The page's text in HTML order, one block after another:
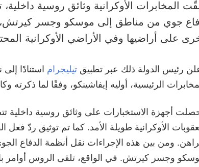
المخابرات الأوكرانية وثائق روسية
جوي من مناطق إلى موسكو وجسر
على أراضيها وفي الأراضي الأوكرانية
رئيس الدولة ذلك عبر تطبيق تيليجرام استنادًا
الرئيسية، أوليه إيفاشينكو، وفقًا لما ذكرته
أجهزة الاستخبارات على وثائق روسية داخلية
الأوكرانية طويلة الأمد. كما تم توثيق ردّ فعل
ومن بين هذه الإجراءات نقل أنظمة الدفاع
وجسر كيرتش. في الواقع، تلقى الروس أوامر